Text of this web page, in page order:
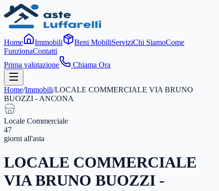
Home Immobili Beni MobiliServiziChi SiamoCome
FunzionaContatti
Prima valutazione
Chiama Ora
Home/Immobili/LOCALE COMMERCIALE VIA BRUNO
BUOZZI - ANCONA
Locale Commerciale
47
giorni all'asta
LOCALE COMMERCIALE
VIA BRUNO BUOZZI -